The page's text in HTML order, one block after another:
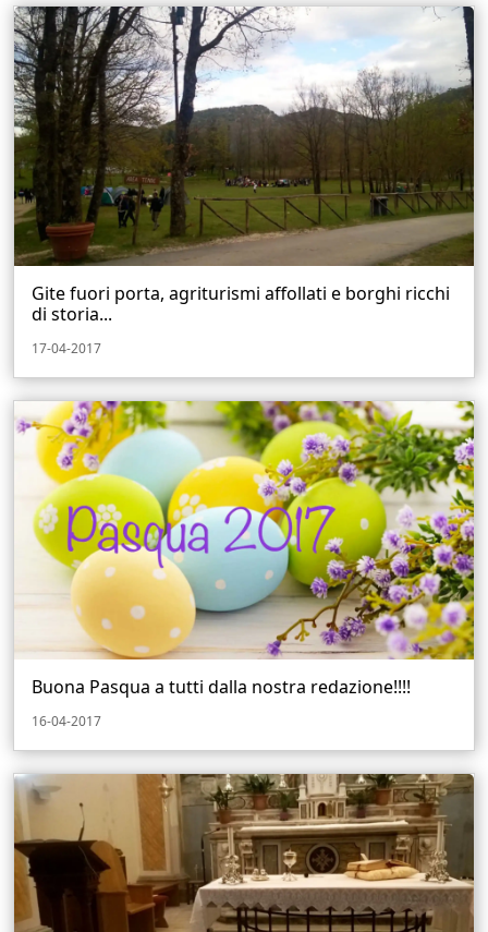
Gite fuori porta, agriturismi affollati e borghi ricchi
di storia...
17-04-2017
Buona Pasqua a tutti dalla nostra redazione!!!!
16-04-2017